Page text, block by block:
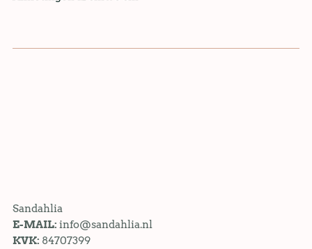
Sandahlia
E-MAIL: info@sandahlia.nl
KVK: 84707399